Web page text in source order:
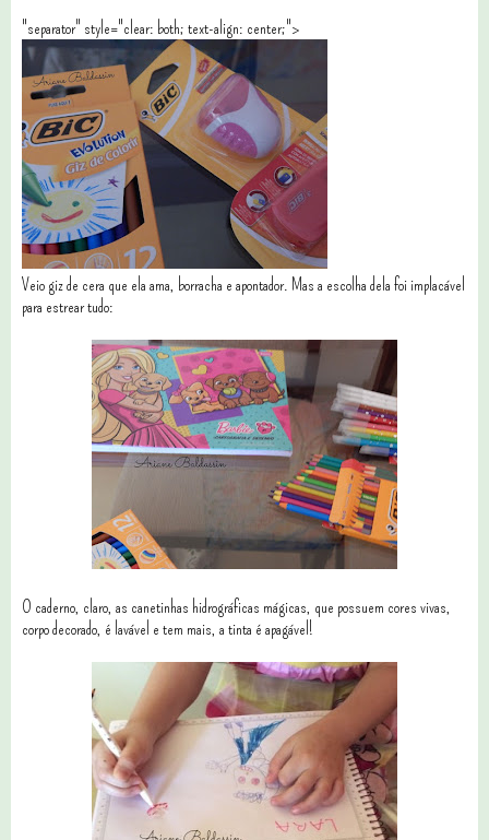
"separator" style="clear: both; text-align: center;">
Veio giz de cera que ela ama, borracha e apontador. Mas a escolha dela foi implacável
para estrear tudo:
O caderno, claro, as canetinhas hidrográficas mágicas, que possuem cores vivas,
corpo decorado, é lavável e tem mais, a tinta é apagável!